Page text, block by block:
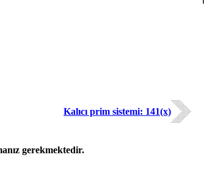
Kalıcı prim sistemi: 141(x)
gerekmektedir.